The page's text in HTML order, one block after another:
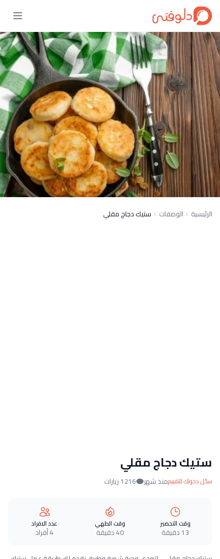
الرئيسية الوصفات ستيك دجاج مقلي
ستيك دجاج مقلي
سجّل دخولك للتقييممنذ شهر 1216 زيارات
وقت التحضير
13 دقيقة
وقت الطهي
40 دقيقة
عدد الافراد
4 أفراد